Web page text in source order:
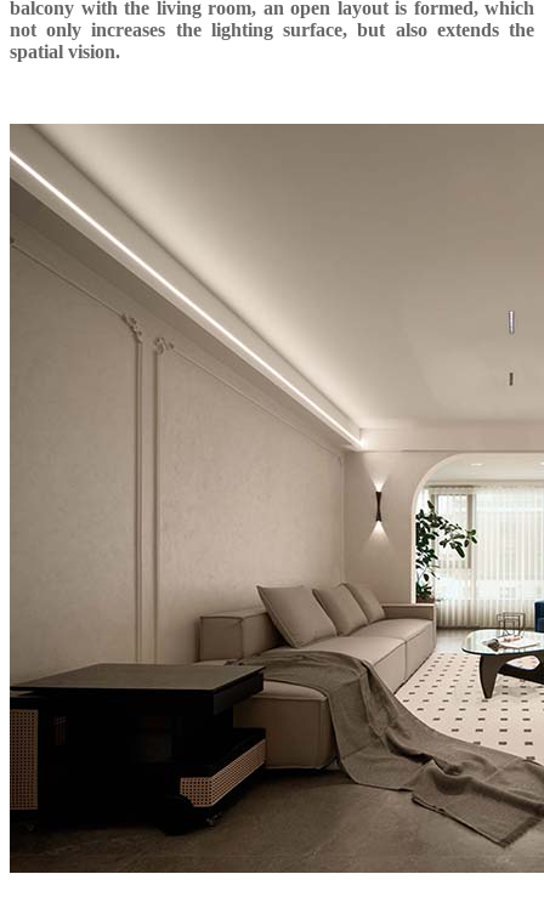
balcony with the living room, an open layout is formed, which
not only increases the lighting surface, but also extends the
spatial vision.